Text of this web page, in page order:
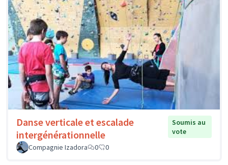
Danse verticale et escalade
intergénérationnelle
Soumis au
vote
Compagnie Izadora
0 0